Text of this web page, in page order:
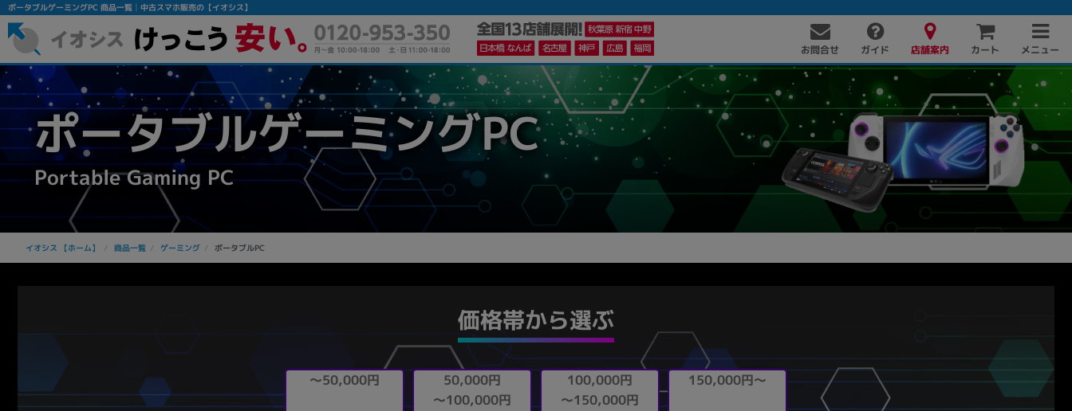
ポータブルゲーミングPC 商品一覧│中古スマホ販売の【イオシス】
お問合せ ガイド 店舗案内 カート メニュー
ポータブルゲーミングPC
Portable Gaming PC
イオシス 【ホーム】 商品一覧 ゲーミング ポータブルPC
価格帯から選ぶ
～50,000円 50,000円
～100,000円
100,000円
～150,000円
150,000円～